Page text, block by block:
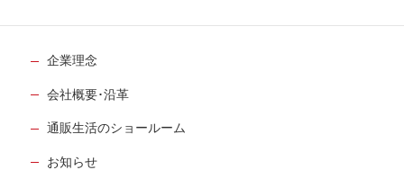
企業理念
会社概要･沿革
通販生活のショールーム
お知らせ